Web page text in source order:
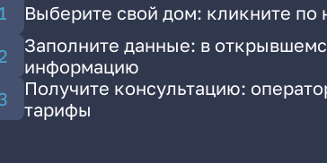
Выберите свой дом: кликните по
Заполните данные: в
информацию
Получите консультацию:
тарифы